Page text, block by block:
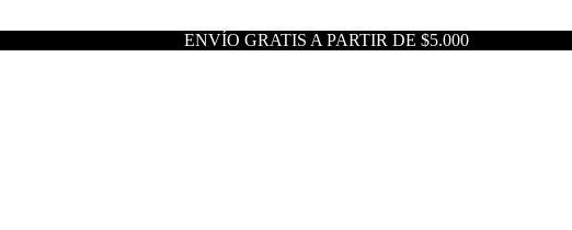
ENVÍO GRATIS A PARTIR DE $5.000